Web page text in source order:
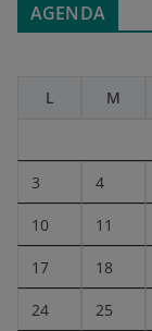
AGENDA
L
M
3 4
10 11
17 18
24 25